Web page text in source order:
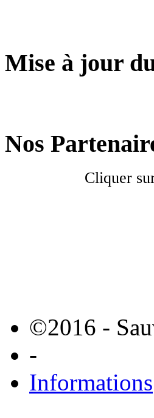
Mise à jour
Nos
Cliquer
©2016 -
-
Informations